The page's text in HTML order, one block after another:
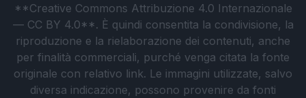
**Creative Commons Attribuzione 4.0 Internazionale
— CC BY 4.0**. È quindi consentita la condivisione, la
riproduzione e la rielaborazione dei contenuti, anche
per finalità commerciali, purché venga citata la fonte
originale con relativo link. Le immagini utilizzate, salvo
diversa indicazione, possono provenire da fonti